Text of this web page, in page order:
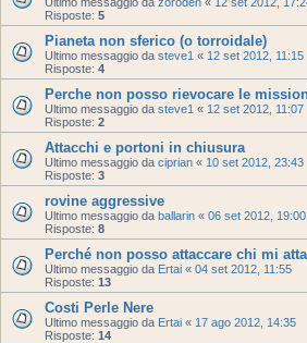
Risposte: 5
Pianeta non sferico (o torroidale)
Ultimo messaggio da steve1 « 12 set 2012, 11:15
Risposte: 4
Perche non posso rievocare le
Ultimo messaggio da steve1 « 12 set 2012, 11:07
Risposte: 2
Attacchi e portoni in chiusura
Ultimo messaggio da ciprian « 10 set 2012, 23:43
Risposte: 3
rovine aggressive
Ultimo messaggio da ballarin « 06 set 2012, 19:00
Risposte: 8
Perché non posso attaccare chi mi
Ultimo messaggio da Ertai « 04 set 2012, 11:55
Risposte: 13
Costi Perle Nere
Ultimo messaggio da Ertai « 17 ago 2012, 14:35
Risposte: 14